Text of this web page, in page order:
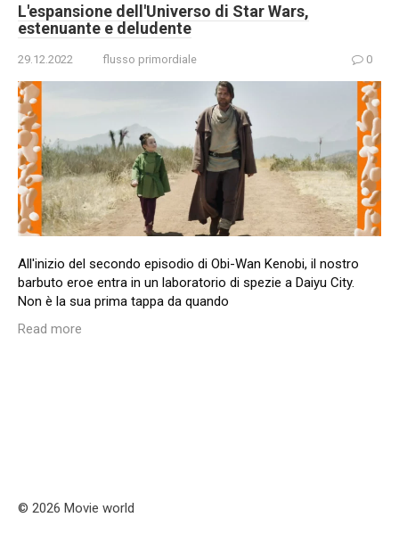
L'espansione dell'Universo di Star Wars,
estenuante e deludente
29.12.2022 flusso primordiale 0
All'inizio del secondo episodio di Obi-Wan Kenobi, il nostro
barbuto eroe entra in un laboratorio di spezie a Daiyu City.
Non è la sua prima tappa da quando
Read more
© 2026 Movie world